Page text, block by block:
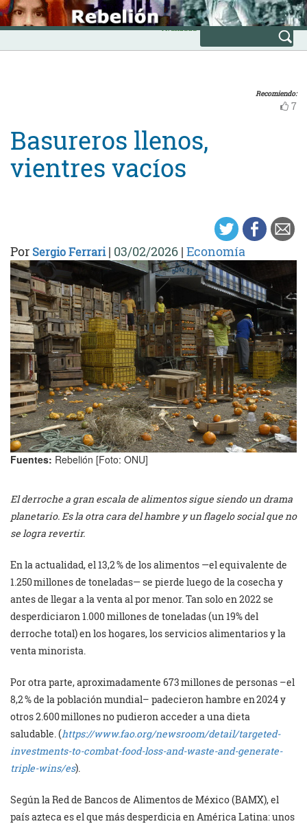
Skip
to
content
INICIO
Avanzada
Recomiendo:
7
Basureros llenos,
vientres vacíos
Por Sergio Ferrari| 03/02/2026 | Economía
Fuentes: Rebelión [Foto: ONU]
El derroche a gran escala de alimentos sigue siendo un drama
planetario. Es la otra cara del hambre y un flagelo social que no
se logra revertir.
En la actualidad, el 13,2 % de los alimentos —el equivalente de
1.250 millones de toneladas— se pierde luego de la cosecha y
antes de llegar a la venta al por menor. Tan solo en 2022 se
desperdiciaron 1.000 millones de toneladas (un 19% del
derroche total) en los hogares, los servicios alimentarios y la
venta minorista.
Por otra parte, aproximadamente 673 millones de personas –el
8,2 % de la población mundial– padecieron hambre en 2024 y
otros 2.600 millones no pudieron acceder a una dieta
saludable. (https://www.fao.org/newsroom/detail/targeted-
investments-to-combat-food-loss-and-waste-and-generate-
triple-wins/es).
Según la Red de Bancos de Alimentos de México (BAMX), el
país azteca es el que más desperdicia en América Latina: unos